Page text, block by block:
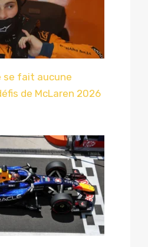
se fait aucune
de McLaren 2026